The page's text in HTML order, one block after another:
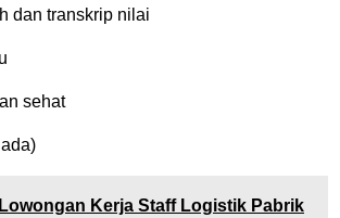
dan transkrip nilai
sehat
Lowongan Kerja Staff Logistik Pabrik